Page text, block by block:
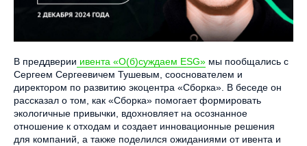
В преддверии ивента «О(б)суждаем ESG» мы пообщались с
Сергеем Сергеевичем Тушевым, сооснователем и
директором по развитию экоцентра «Сборка». В беседе он
рассказал о том, как «Сборка» помогает формировать
экологичные привычки, вдохновляет на осознанное
отношение к отходам и создает инновационные решения
для компаний, а также поделился ожиданиями от ивента и